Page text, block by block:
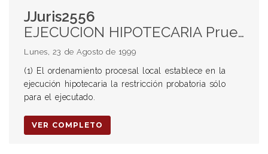
JJuris2556
EJECUCION HIPOTECARIA Prueba Restricción probatoria
Lunes, 23 de Agosto de 1999
(1) El ordenamiento procesal local establece en la
ejecución hipotecaria la restricción probatoria sólo
para el ejecutado.
VER COMPLETO